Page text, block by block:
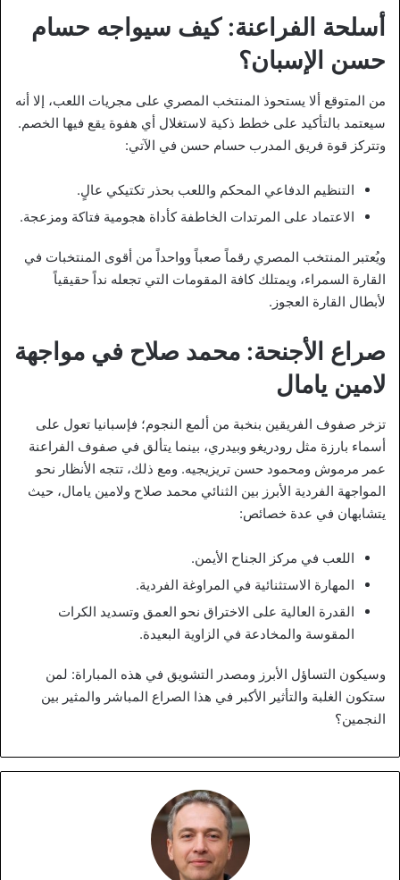
أسلحة الفراعنة: كيف سيواجه حسام
حسن الإسبان؟
من المتوقع ألا يستحوذ المنتخب المصري على مجريات اللعب، إلا أنه
سيعتمد بالتأكيد على خطط ذكية لاستغلال أي هفوة يقع فيها الخصم.
وتتركز قوة فريق المدرب حسام حسن في الآتي:
التنظيم الدفاعي المحكم واللعب بحذر تكتيكي عالٍ.
الاعتماد على المرتدات الخاطفة كأداة هجومية فتاكة ومزعجة.
ويُعتبر المنتخب المصري رقماً صعباً وواحداً من أقوى المنتخبات في
القارة السمراء، ويمتلك كافة المقومات التي تجعله نداً حقيقياً
لأبطال القارة العجوز.
صراع الأجنحة: محمد صلاح في مواجهة
لامين يامال
تزخر صفوف الفريقين بنخبة من ألمع النجوم؛ فإسبانيا تعول على
أسماء بارزة مثل رودريغو وبيدري، بينما يتألق في صفوف الفراعنة
عمر مرموش ومحمود حسن تريزيجيه. ومع ذلك، تتجه الأنظار نحو
المواجهة الفردية الأبرز بين الثنائي محمد صلاح ولامين يامال، حيث
يتشابهان في عدة خصائص:
اللعب في مركز الجناح الأيمن.
المهارة الاستثنائية في المراوغة الفردية.
القدرة العالية على الاختراق نحو العمق وتسديد الكرات
المقوسة والمخادعة في الزاوية البعيدة.
وسيكون التساؤل الأبرز ومصدر التشويق في هذه المباراة: لمن
ستكون الغلبة والتأثير الأكبر في هذا الصراع المباشر والمثير بين
النجمين؟